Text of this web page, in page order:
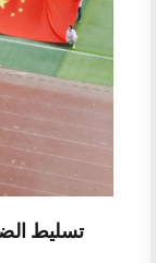
تسليط